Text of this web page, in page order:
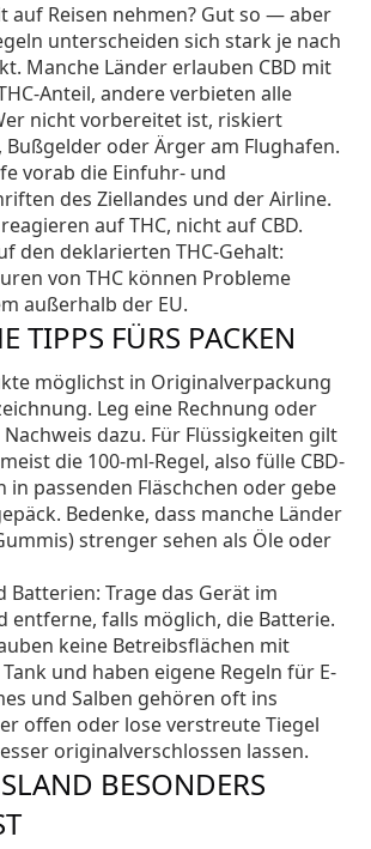
auf Reisen nehmen? Gut so — aber
unterscheiden sich stark je nach
Manche Länder erlauben CBD mit
Anteil, andere verbieten alle
nicht vorbereitet ist, riskiert
Bußgelder oder Ärger am Flughafen.
vorab die Einfuhr- und
des Ziellandes und der Airline.
auf THC, nicht auf CBD.
den deklarierten THC-Gehalt:
von THC können Probleme
außerhalb der EU.
TIPPS FÜRS PACKEN
möglichst in Originalverpackung
Leg eine Rechnung oder
dazu. Für Flüssigkeiten gilt
die 100-ml-Regel, also fülle CBD-
in passenden Fläschchen oder gebe
Bedenke, dass manche Länder
strenger sehen als Öle oder
Batterien: Trage das Gerät im
entferne, falls möglich, die Batterie.
keine Betreibsflächen mit
und haben eigene Regeln für E-
und Salben gehören oft ins
offen oder lose verstreute Tiegel
originalverschlossen lassen.
BESONDERS